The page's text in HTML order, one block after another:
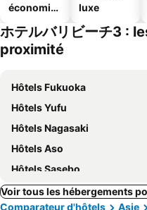
économiq
luxe
ホテルバリビーチ3 :
proximité
Hôtels Fukuoka
Hôtels Yufu
Hôtels Nagasaki
Hôtels Aso
Hôtels Sasebo
Voir tous les hébergements
Comparateur d'hôtels
Asie